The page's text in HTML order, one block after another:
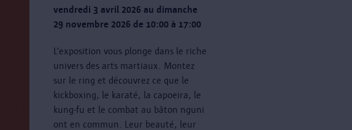
vendredi 3 avril 2026 au dimanche
29 novembre 2026 de 10:00 à 17:00
L’exposition vous plonge dans le riche
univers des arts martiaux. Montez
sur le ring et découvrez ce que le
kickboxing, le karaté, la capoeira, le
kung-fu et le combat au bâton nguni
ont en commun. Leur beauté, leur